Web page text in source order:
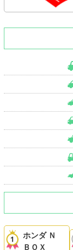
ホンダ Ｎ
ＢＯＸ